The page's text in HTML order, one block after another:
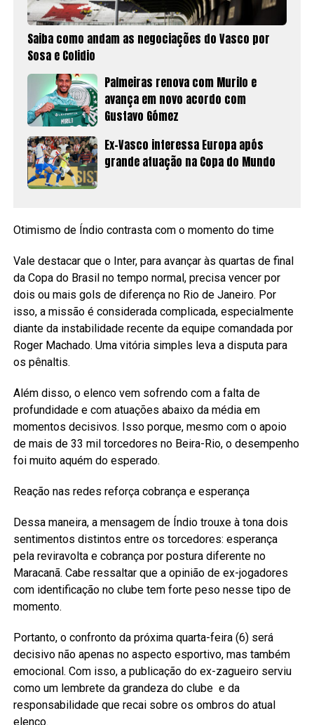
Saiba como andam as negociações do Vasco por
Sosa e Colidio
Palmeiras renova com Murilo e
avança em novo acordo com
Gustavo Gómez
Ex-Vasco interessa Europa após
grande atuação na Copa do Mundo
Otimismo de Índio contrasta com o momento do time
Vale destacar que o Inter, para avançar às quartas de final
da Copa do Brasil no tempo normal, precisa vencer por
dois ou mais gols de diferença no Rio de Janeiro. Por
isso, a missão é considerada complicada, especialmente
diante da instabilidade recente da equipe comandada por
Roger Machado. Uma vitória simples leva a disputa para
os pênaltis.
Além disso, o elenco vem sofrendo com a falta de
profundidade e com atuações abaixo da média em
momentos decisivos. Isso porque, mesmo com o apoio
de mais de 33 mil torcedores no Beira-Rio, o desempenho
foi muito aquém do esperado.
Reação nas redes reforça cobrança e esperança
Dessa maneira, a mensagem de Índio trouxe à tona dois
sentimentos distintos entre os torcedores: esperança
pela reviravolta e cobrança por postura diferente no
Maracanã. Cabe ressaltar que a opinião de ex-jogadores
com identificação no clube tem forte peso nesse tipo de
momento.
Portanto, o confronto da próxima quarta-feira (6) será
decisivo não apenas no aspecto esportivo, mas também
emocional. Com isso, a publicação do ex-zagueiro serviu
como um lembrete da grandeza do clube e da
responsabilidade que recai sobre os ombros do atual
elenco.